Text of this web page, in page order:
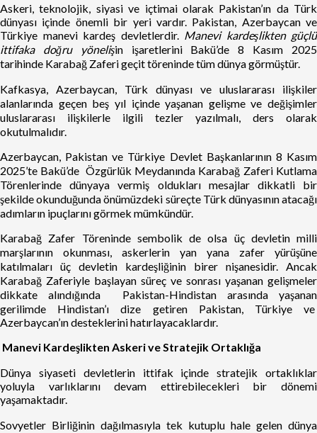
Askeri, teknolojik, siyasi ve içtimai olarak Pakistan’ın da Türk
dünyası içinde önemli bir yeri vardır. Pakistan, Azerbaycan ve
Türkiye manevi kardeş devletlerdir. Manevi kardeşlikten güçlü
ittifaka doğru yönelişin işaretlerini Bakü’de 8 Kasım 2025
tarihinde Karabağ Zaferi geçit töreninde tüm dünya görmüştür.
Kafkasya, Azerbaycan, Türk dünyası ve uluslararası ilişkiler
alanlarında geçen beş yıl içinde yaşanan gelişme ve değişimler
uluslararası ilişkilerle ilgili tezler yazılmalı, ders olarak
okutulmalıdır.
Azerbaycan, Pakistan ve Türkiye Devlet Başkanlarının 8 Kasım
2025’te Bakü’de Özgürlük Meydanında Karabağ Zaferi Kutlama
Törenlerinde dünyaya vermiş oldukları mesajlar dikkatli bir
şekilde okunduğunda önümüzdeki süreçte Türk dünyasının atacağı
adımların ipuçlarını görmek mümkündür.
Karabağ Zafer Töreninde sembolik de olsa üç devletin milli
marşlarının okunması, askerlerin yan yana zafer yürüşüne
katılmaları üç devletin kardeşliğinin birer nişanesidir. Ancak
Karabağ Zaferiyle başlayan süreç ve sonrası yaşanan gelişmeler
dikkate alındığında Pakistan-Hindistan arasında yaşanan
gerilimde Hindistan’ı dize getiren Pakistan, Türkiye ve
Azerbaycan’ın desteklerini hatırlayacaklardır.
Manevi Kardeşlikten Askeri ve Stratejik Ortaklığa
Dünya siyaseti devletlerin ittifak içinde stratejik ortaklıklar
yoluyla varlıklarını devam ettirebilecekleri bir dönemi
yaşamaktadır.
Sovyetler Birliğinin dağılmasıyla tek kutuplu hale gelen dünya